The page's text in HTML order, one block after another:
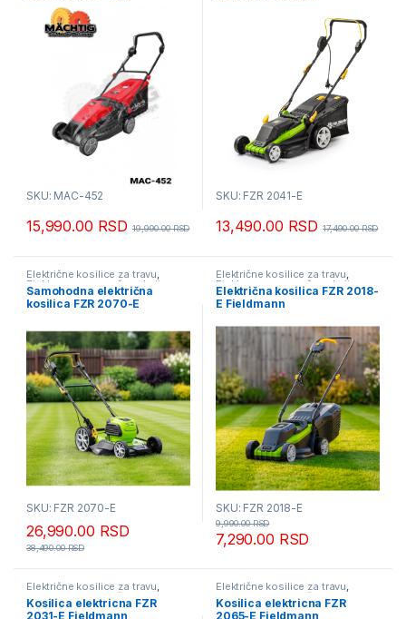
SKU: MAC-452
15,990.00 RSD 19,990.00RSD
SKU: FZR 2041-E
13,490.00 RSD 17,490.00RSD
Električne kosilice za travu,
Fieldmann - mesečna akcija
Kosilice za travu
Samohodna električna
kosilica FZR 2070-E
SKU: FZR 2070-E
26,990.00 RSD
38,490.00RSD
Električne kosilice za travu,
Fieldmann - mesečna akcija,
Kosilice za travu
Električna kosilica FZR 2018-
E Fieldmann
SKU: FZR 2018-E
7,290.00 RSD
9,990.00RSD
Električne kosilice za travu,
Fieldmann - mesečna akcija
Kosilice za travu
Kosilica elektricna FZR
2031-E Fieldmann
Električne kosilice za travu,
Fieldmann - mesečna akcija
Kosilice za travu
Kosilica elektricna FZR
2065-E Fieldmann